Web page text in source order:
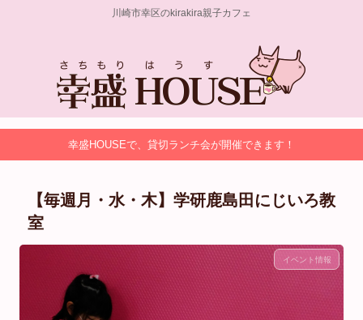
川崎市幸区のkirakira親子カフェ
幸盛HOUSEで、貸切ランチ会が開催できます！
【毎週月・水・木】学研鹿島田にじいろ教
室
イベント情報